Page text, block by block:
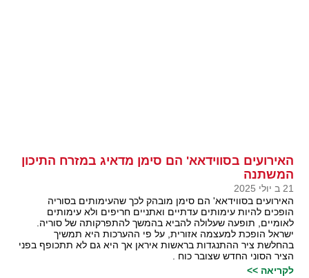
האירועים בסווידאא' הם סימן מדאיג במזרח התיכון
המשתנה
21 ב יולי 2025
האירועים בסווידאא' הם סימן מובהק לכך שהעימותים בסוריה
הופכים להיות עימותים עדתיים ואתניים חריפים ולא עימותים
לאומיים, תופעה שעלולה להביא בהמשך להתפרקותה של סוריה.
ישראל הופכת למעצמה אזורית, על פי ההערכות היא תמשיך
בהחלשת ציר ההתנגדות בראשות איראן אך היא גם לא תתכופף בפני
הציר הסוני החדש שצובר כוח .
לקריאה >>